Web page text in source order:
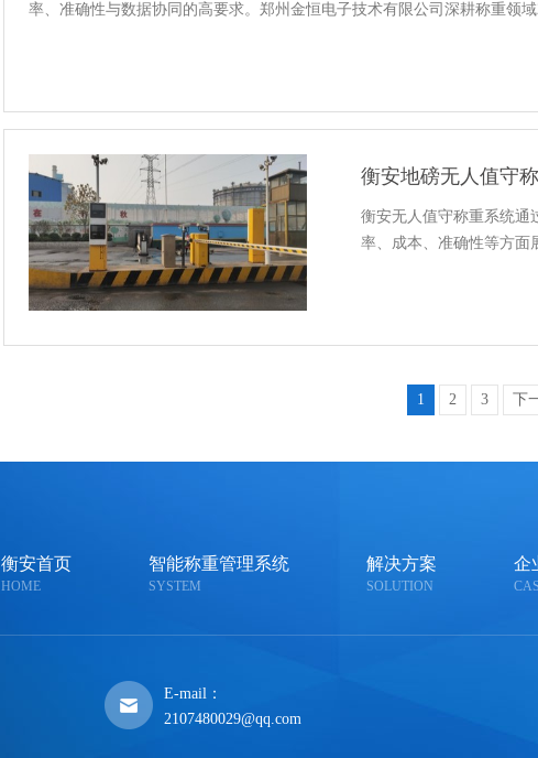
率、准确性与数据协同的高要求。郑州金恒电子技术有限公司深耕称重领
衡安地磅无人值守
衡安无人值守称重系统通
率、成本、准确性等方面
1 2 3 下
衡安首页
HOME
智能称重管理系统
SYSTEM
解决方案
SOLUTION
企
E-mail：
2107480029@qq.com